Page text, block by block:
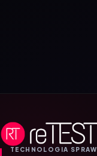
TECHNOLOGIA